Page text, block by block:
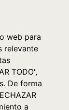
web para
relevante
TODO',
De forma
a